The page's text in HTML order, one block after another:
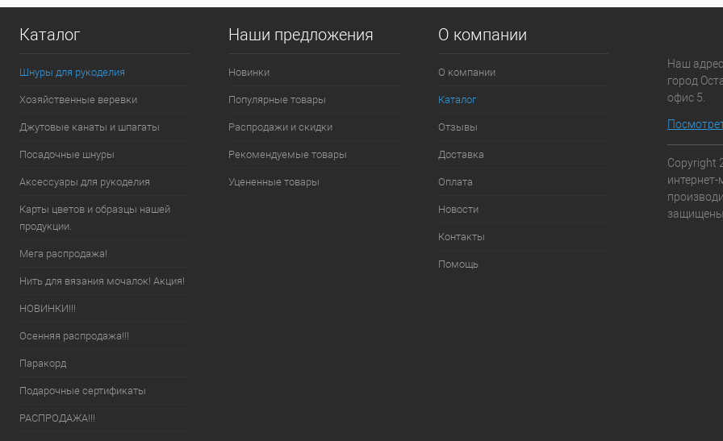
Каталог
Шнуры для рукоделия
Хозяйственные веревки
Джутовые канаты и шпагаты
Посадочные шнуры
Аксессуары для рукоделия
Карты цветов и образцы нашей
продукции.
Мега распродажа!
Нить для вязания мочалок! Акция!
НОВИНКИ!!!
Осенняя распродажа!!!
Паракорд
Подарочные сертификаты
РАСПРОДАЖА!!!
Наши предложения
Новинки
Популярные товары
Распродажи и скидки
Рекомендуемые товары
Уцененные товары
О компании
О компании
Каталог
Отзывы
Доставка
Оплата
Новости
Контакты
Помощь
Наш
город
офис 5.
Copyright